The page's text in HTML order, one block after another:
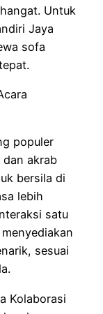
Untuk
Jaya
sofa
populer
akrab
bersila di
lebih
satu
sesuai
Kolaborasi